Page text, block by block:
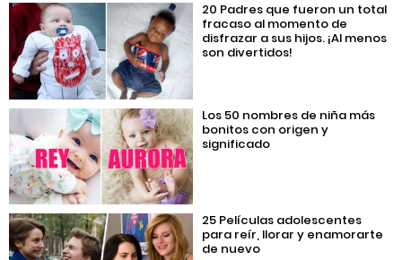
20 Padres que fueron un total
fracaso al momento de
disfrazar a sus hijos. ¡Al menos
son divertidos!
Los 50 nombres de niña más
bonitos con origen y
significado
25 Películas adolescentes
para reír, llorar y enamorarte
de nuevo